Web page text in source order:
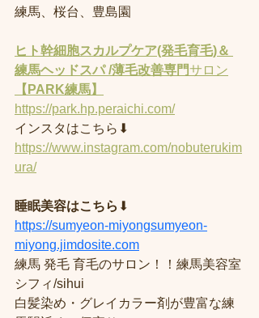
練馬、桜台、豊島園
ヒト幹細胞スカルプケア(発毛育毛)＆
練馬ヘッドスパ /薄毛改善専門サロン
【PARK練馬】
https://park.hp.peraichi.com/
インスタはこちら⬇︎
https://www.instagram.com/nobuterukim
ura/
睡眠美容はこちら ⬇︎
https://sumyeon-miyongsumyeon-
miyong.jimdosite.com
練馬 発毛 育毛のサロン！！練馬美容室
シフィ/sihui
白髪染め・グレイカラー剤が豊富な練